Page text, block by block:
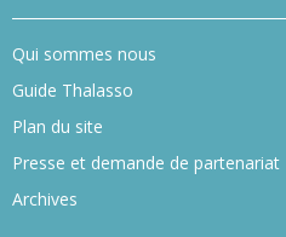
Qui sommes nous
Guide Thalasso
Plan du site
Presse et demande de partenariat
Archives